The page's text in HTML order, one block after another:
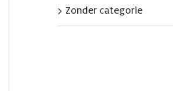
Zonder categorie